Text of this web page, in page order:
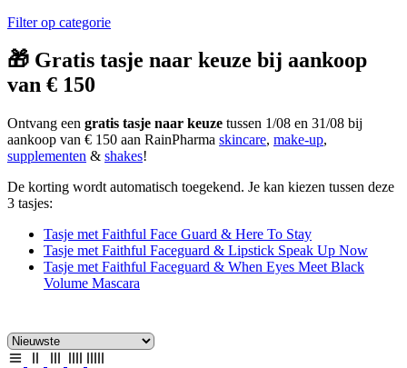
Filter op categorie
🎁 Gratis tasje naar keuze bij aankoop
van € 150
Ontvang een gratis tasje naar keuze tussen 1/08 en 31/08 bij
aankoop van € 150 aan RainPharma skincare, make-up,
supplementen & shakes!
De korting wordt automatisch toegekend. Je kan kiezen tussen deze
3 tasjes:
Tasje met Faithful Face Guard & Here To Stay
Tasje met Faithful Faceguard & Lipstick Speak Up Now
Tasje met Faithful Faceguard & When Eyes Meet Black
Volume Mascara